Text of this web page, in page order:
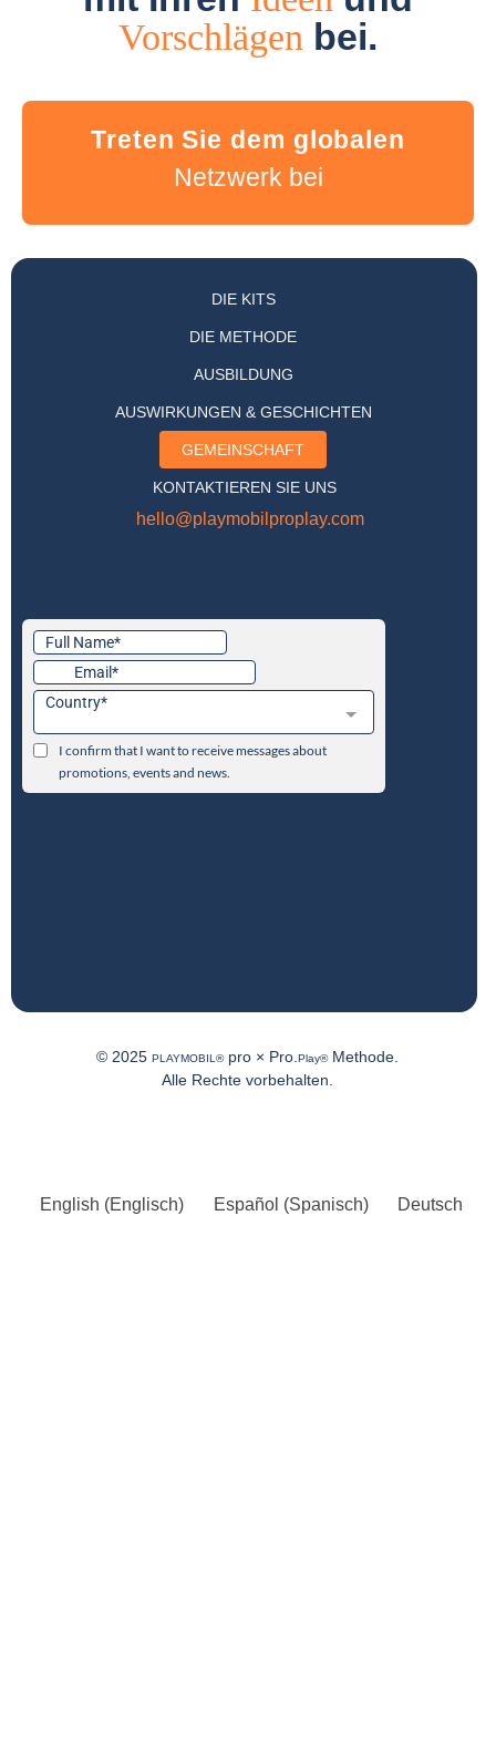
Vorschlägen bei.
Treten Sie dem globalen
Netzwerk bei
hello@playmobilproplay.com
DIE KITS
DIE METHODE
AUSBILDUNG
AUSWIRKUNGEN & GESCHICHTEN
GEMEINSCHAFT
KONTAKTIEREN SIE UNS
© 2025PLAYMOBIL®pro × Pro.Play®Methode.
Alle Rechte vorbehalten.
English (Englisch) Español (Spanisch) Deutsch